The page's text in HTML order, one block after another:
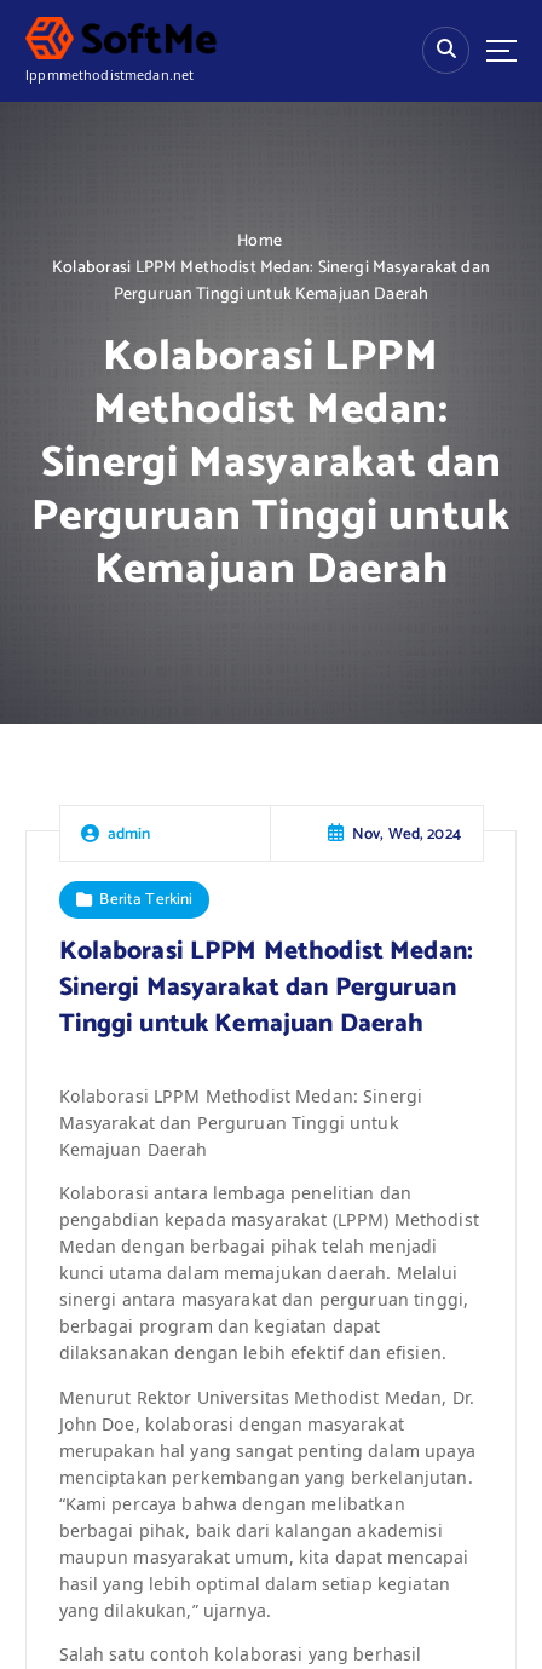
lppmmethodistmedan.net
Home
Kolaborasi LPPM Methodist Medan: Sinergi Masyarakat dan
Perguruan Tinggi untuk Kemajuan Daerah
Kolaborasi LPPM
Methodist Medan:
Sinergi Masyarakat dan
Perguruan Tinggi untuk
Kemajuan Daerah
admin Nov, Wed, 2024
Berita Terkini
Kolaborasi LPPM Methodist Medan:
Sinergi Masyarakat dan Perguruan
Tinggi untuk Kemajuan Daerah
Kolaborasi LPPM Methodist Medan: Sinergi
Masyarakat dan Perguruan Tinggi untuk
Kemajuan Daerah
Kolaborasi antara lembaga penelitian dan
pengabdian kepada masyarakat (LPPM) Methodist
Medan dengan berbagai pihak telah menjadi
kunci utama dalam memajukan daerah. Melalui
sinergi antara masyarakat dan perguruan tinggi,
berbagai program dan kegiatan dapat
dilaksanakan dengan lebih efektif dan efisien.
Menurut Rektor Universitas Methodist Medan, Dr.
John Doe, kolaborasi dengan masyarakat
merupakan hal yang sangat penting dalam upaya
menciptakan perkembangan yang berkelanjutan.
“Kami percaya bahwa dengan melibatkan
berbagai pihak, baik dari kalangan akademisi
maupun masyarakat umum, kita dapat mencapai
hasil yang lebih optimal dalam setiap kegiatan
yang dilakukan,” ujarnya.
Salah satu contoh kolaborasi yang berhasil